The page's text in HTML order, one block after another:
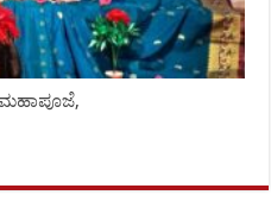
ಮಹಾಪೂಜೆ,